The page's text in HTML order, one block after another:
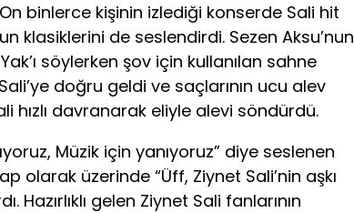
binlerce kişinin izlediği konserde Sali hit
klasiklerini de seslendirdi. Sezen Aksu’nun
söylerken şov için kullanılan sahne
doğru geldi ve saçlarının ucu alev
hızlı davranarak eliyle alevi söndürdü.
Müzik için yanıyoruz” diye seslenen
olarak üzerinde “Üff, Ziynet Sali’nin aşkı
Hazırlıklı gelen Ziynet Sali fanlarının